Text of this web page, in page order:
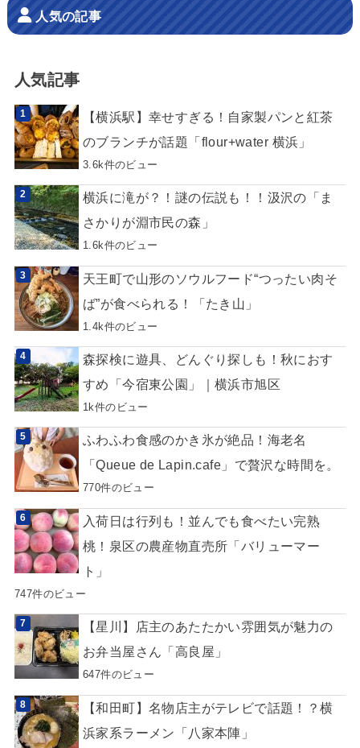
人気の記事
人気記事
【横浜駅】幸せすぎる！自家製パンと紅茶
のブランチが話題「flour+water 横浜」
3.6k件のビュー
横浜に滝が？！謎の伝説も！！汲沢の「ま
さかりが淵市民の森」
1.6k件のビュー
天王町で山形のソウルフード“つったい肉そ
ば”が食べられる！「たき山」
1.4k件のビュー
森探検に遊具、どんぐり探しも！秋におす
すめ「今宿東公園」｜横浜市旭区
1k件のビュー
ふわふわ食感のかき氷が絶品！海老名
「Queue de Lapin.cafe」で贅沢な時間を。
770件のビュー
入荷日は行列も！並んでも食べたい完熟
桃！泉区の農産物直売所「バリューマー
ト」
747件のビュー
【星川】店主のあたたかい雰囲気が魅力の
お弁当屋さん「高良屋」
647件のビュー
【和田町】名物店主がテレビで話題！？横
浜家系ラーメン「八家本陣」